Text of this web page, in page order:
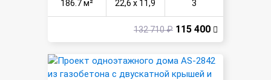
186.7 м² 22,6 х 11,9 3
132 710 ₽ 115 400